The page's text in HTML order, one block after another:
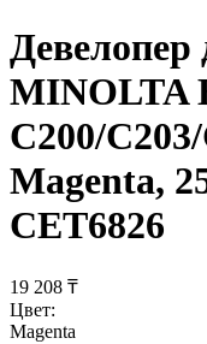
MINOLTA
C200/
Magenta,
CET6826
19 208 ₸
Цвет:
Magenta